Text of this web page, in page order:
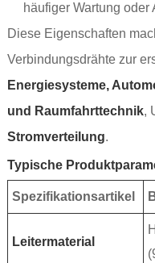
häufiger Wartung oder
Diese Eigenschaften
Verbindungsdrähte zur
Energiesysteme,
und Raumfahrttechnik,
Stromverteilung.
Typische
Spezifikationsartikel
Leitermaterial